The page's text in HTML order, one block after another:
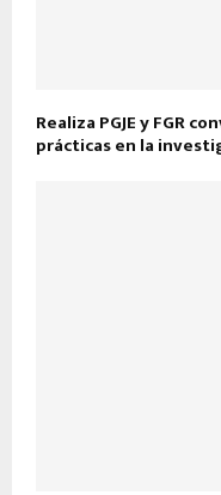
Realiza PGJE y FGR
prácticas en la